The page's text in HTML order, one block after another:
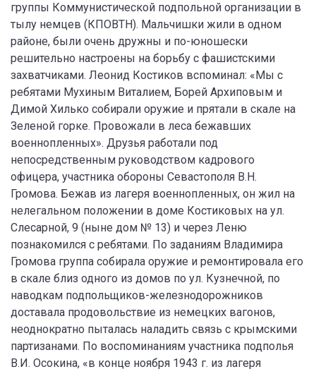
группы Коммунистической подпольной организации в
тылу немцев (КПОВТН). Мальчишки жили в одном
районе, были очень дружны и по-юношески
решительно настроены на борьбу с фашистскими
захватчиками. Леонид Костиков вспоминал: «Мы с
ребятами Мухиным Виталием, Борей Архиповым и
Димой Хилько собирали оружие и прятали в скале на
Зеленой горке. Провожали в леса бежавших
военнопленных». Друзья работали под
непосредственным руководством кадрового
офицера, участника обороны Севастополя В.Н.
Громова. Бежав из лагеря военнопленных, он жил на
нелегальном положении в доме Костиковых на ул.
Слесарной, 9 (ныне дом № 13) и через Леню
познакомился с ребятами. По заданиям Владимира
Громова группа собирала оружие и ремонтировала его
в скале близ одного из домов по ул. Кузнечной, по
наводкам подпольщиков-железнодорожников
доставала продовольствие из немецких вагонов,
неоднократно пыталась наладить связь с крымскими
партизанами. По воспоминаниям участника подполья
В.И. Осокина, «в конце ноября 1943 г. из лагеря